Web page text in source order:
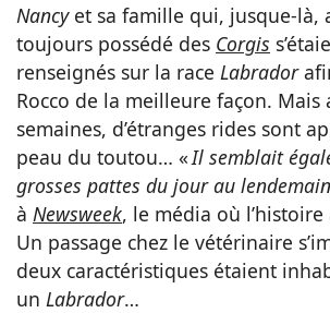
Nancyet sa famille qui, jusque-là,
toujours possédé des Corgis
renseignés sur la race Labrador
Rocco de la meilleure façon. Mais
semaines, d’étranges rides sont
peau du toutou… «Il semblait
grosses pattes du jour au lendemain
à Newsweek, le média où
Un passage chez le vétérinaire
deux caractéristiques étaient
un Labrador…